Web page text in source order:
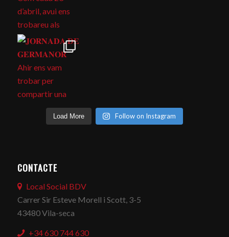
Load More Follow on Instagram
CONTACTE
Local Social BDV
Carrer Sir Esteve Morell i Scott, 3-5
43480 Vila-seca
+34 630 744 630